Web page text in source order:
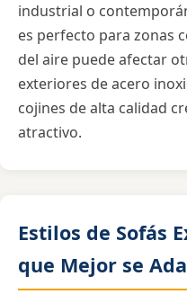
industrial o
es perfecto para zonas
del aire puede afectar
exteriores de acero
cojines de alta calidad
atractivo.
Estilos de Sofás
que Mejor se